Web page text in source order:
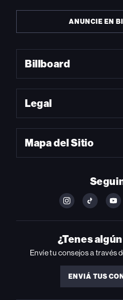
ANUNCIE EN
Billboard
Legal
Mapa del Sitio
FOLLOW
ON
INSTAGRAM
FOLLOW
ON
YOUTUBE
ON
¿Tenes
Envíe tu consejos a través
ENVIÁ TUS
ENVIÁ